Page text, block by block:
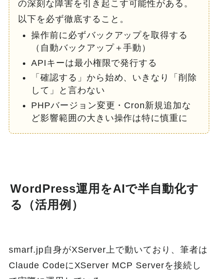
の深刻な障害を引き起こす可能性がある。
以下を必ず徹底すること。
操作前に必ずバックアップを取得する
（自動バックアップ＋手動）
APIキーは最小権限で発行する
「確認する」から始め、いきなり「削除
して」と言わない
PHPバージョン変更・Cron新規追加な
ど影響範囲の大きい操作は特に慎重に
WordPress運用をAIで半自動化す
る（活用例）
smarf.jp自身がXServer上で動いており、筆者は
Claude CodeにXServer MCP Serverを接続し